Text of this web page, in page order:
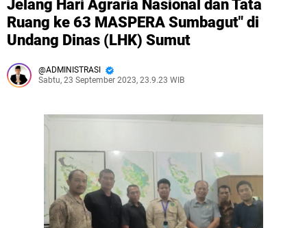
Jelang Hari Agraria Nasional dan Tata
Ruang ke 63 MASPERA Sumbagut" di
Undang Dinas (LHK) Sumut
ADMINISTRASI
Sabtu, 23 September 2023, 23.9.23 WIB